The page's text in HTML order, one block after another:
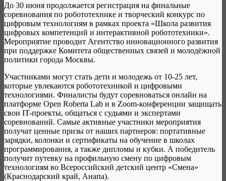
До 30 июня продолжается регистрация на финальные
соревнования по робототехнике и творческий конкурс по
цифровым технологиям в рамках проекта «Школа развития
цифровых компетенций и интерактивной робототехники».
Мероприятие проводит Агентство инновационного развития
при поддержке Комитета общественных связей и молодёжной
политики города Москвы.
Участниками могут стать дети и молодежь от 10-25 лет,
которые увлекаются робототехникой и цифровыми
технологиями. Финалисты будут соревноваться онлайн на
платформе Open Roberta Lab и в Zoom-конференции защищать
свои IT-проекты, общаться с судьями и экспертами
соревнований. Самые активные участники мероприятия
получат ценные призы от наших партнеров: портативные
зарядки, колонки и сертификаты на обучение в школах
программирования, а также дипломы и кубки. А победитель
получит путевку на профильную смену по цифровым
технологиям во Всероссийский детский центр «Смена»
(Краснодарский край, Анапа).